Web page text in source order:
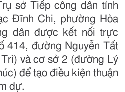
sở Tiếp công dân tỉnh
Đĩnh Chi, phường Hòa
dân được kết nối trực
414, đường Nguyễn Tất
và cơ sở 2 (đường Lý
để tạo điều kiện thuận
dự.